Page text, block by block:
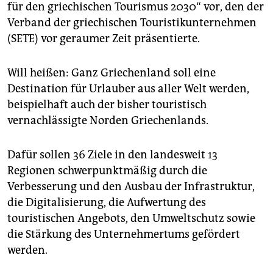
für den griechischen Tourismus 2030“ vor, den der
Verband der griechischen Touristikunternehmen
(SETE) vor geraumer Zeit präsentierte.
Will heißen: Ganz Griechenland soll eine
Destination für Urlauber aus aller Welt werden,
beispielhaft auch der bisher touristisch
vernachlässigte Norden Griechenlands.
Dafür sollen 36 Ziele in den landesweit 13
Regionen schwerpunktmäßig durch die
Verbesserung und den Ausbau der Infrastruktur,
die Digitalisierung, die Aufwertung des
touristischen Angebots, den Umweltschutz sowie
die Stärkung des Unternehmertums gefördert
werden.